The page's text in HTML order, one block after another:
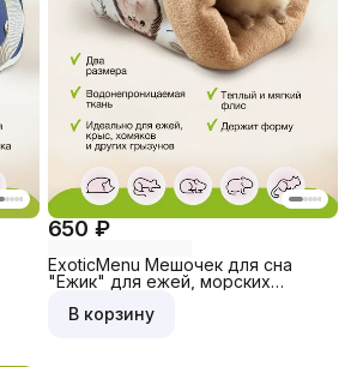
650 ₽
ExoticMenu Мешочек для сна
"Ежик" для ежей, морских
маленький)
В корзину